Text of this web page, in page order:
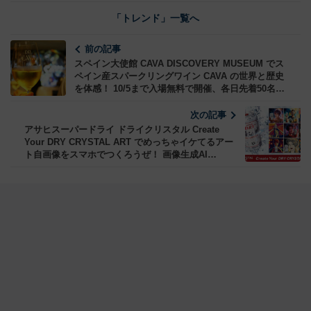
「トレンド」一覧へ
前の記事
スペイン大使館 CAVA DISCOVERY MUSEUM でス
ペイン産スパークリングワイン CAVA の世界と歴史
を体感！ 10/5まで入場無料で開催、各日先着50名は
次の記事
アサヒスーパードライ ドライクリスタル Create
Your DRY CRYSTAL ART でめっちゃイケてるアー
ト自画像をスマホでつくろうぜ！ 画像生成AI